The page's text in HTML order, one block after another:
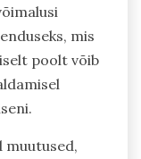
mis
poolt võib
muutused,